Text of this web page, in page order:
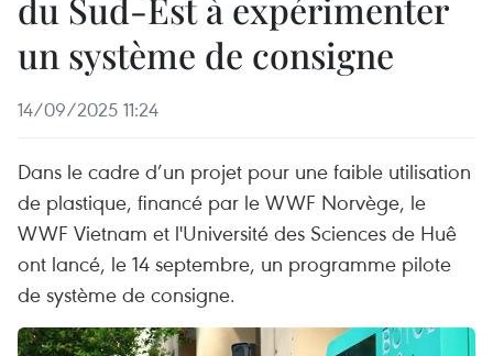
un système de consigne
14/09/2025 11:24
Dans le cadre d’un projet pour une faible utilisation
de plastique, financé par le WWF Norvège, le
WWF Vietnam et l'Université des Sciences de Huê
ont lancé, le 14 septembre, un programme pilote
de système de consigne.